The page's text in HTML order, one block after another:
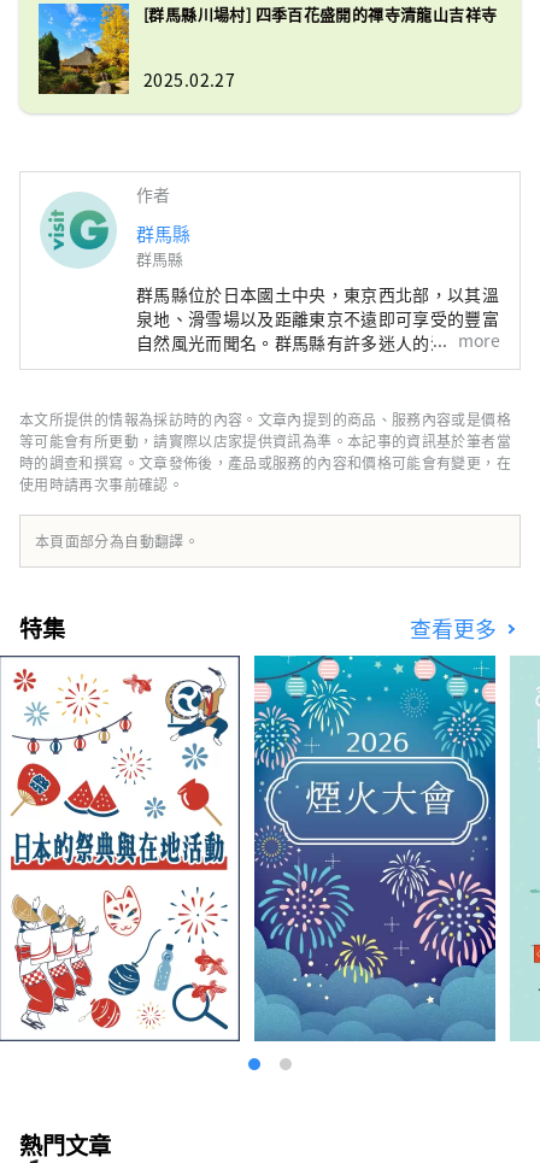
[群馬縣川場村] 四季百花盛開的禪寺清龍山吉祥寺
2025.02.27
作者
群馬縣
群馬縣
群馬縣位於日本國土中央，東京西北部，以其溫
泉地、滑雪場以及距離東京不遠即可享受的豐富
自然風光而聞名。群馬縣有許多迷人的溫泉地
點，周圍環繞著山脈、濕地和湖泊等美麗的自然
光的人們，也非常適合想參加戶外活動來放鬆心
情的人們。另一方面，在保存了濃厚養蠶和手工
藝傳統的小城市中，您還可以充分體驗日本文化
的魅力。 從東京乘坐新幹線前往交通樞紐高崎
市僅需約一小時，讓您可以輕鬆安排一天的短途
旅行。如能選擇停留多日，將能更深入地感受群
more
本文所提供的情報為採訪時的內容。文章內提到的商品、服務內容或是價格
等可能會有所更動，請實際以店家提供資訊為準。本記事的資訊基於筆者當
時的調查和撰寫。文章發佈後，產品或服務的內容和價格可能會有變更，在
使用時請再次事前確認。
本頁面部分為自動翻譯。
特集 查看更多
熱門文章